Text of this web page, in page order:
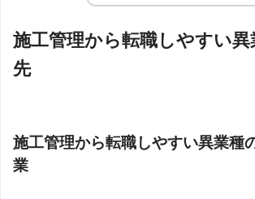
施工管理から転職しやすい異
先
施工管理から転職しやすい異業種
業